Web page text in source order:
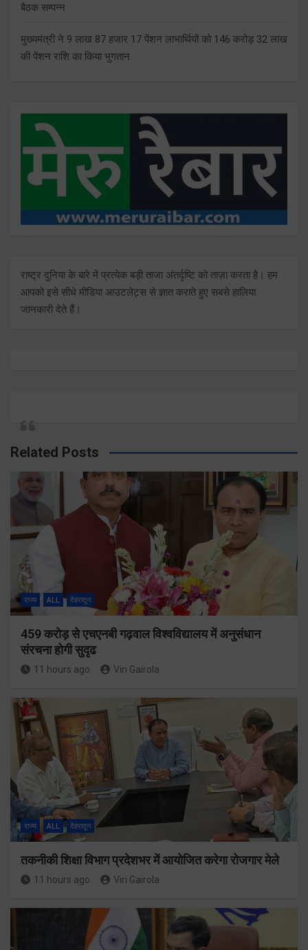
बैठक सम्पन्न
मुख्यमंत्री ने 9 लाख 87 हजार 17 पेंशन लाभार्थियों को 146 करोड़ 32 लाख
की पेंशन राशि का किया भुगतान
राष्ट्र दुनिया के बारे में प्रत्येक बड़ी ताजा अंतर्दृष्टि को ताज़ा करता है। हम
आपको इसे सीधे मीडिया आउटलेट्स से ज्ञात कराते हुए सबसे हालिया
जानकारी देते हैं।
Related Posts
राज्य ALL देहरादून
459 करोड़ से एचएनबी गढ़वाल विश्वविद्यालय में अनुसंधान
संरचना होगी सुदृढ
11 hours ago Viri Gairola
राज्य ALL देहरादून
तकनीकी शिक्षा विभाग प्रदेशभर में आयोजित करेगा रोजगार मेले
11 hours ago Viri Gairola